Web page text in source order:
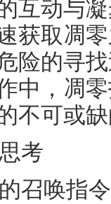
互动与
获取凋
险的寻
中，凋
不可或
考
召唤指